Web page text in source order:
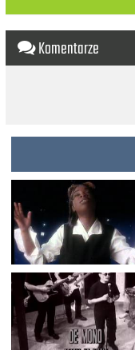
Została mi tylko melodia
Zagłusza płacz, mówię sobie:
"Tańcz, tańcz, tańcz", ale nie
Ooooo
Nie powiedział nikt, że to będzie
Nie uprzedził nikt, że wyleję łzy
Czy za dużo ich? Trochę to żałosne
Co zostało mi
Pozostała
W mojej głowie
Ta melodia
Do jej nutek.
Tańczę sobie.
Gra melodia
Komentarze